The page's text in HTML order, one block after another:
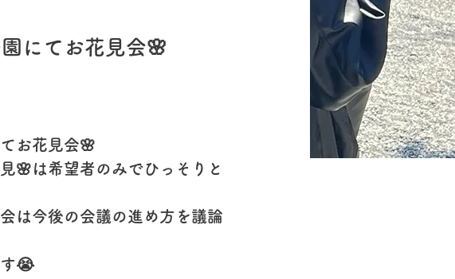
にてお花見会🌸
お花見会🌸
🌸は希望者のみでひっそりと
は今後の会議の進め方を議論
😭